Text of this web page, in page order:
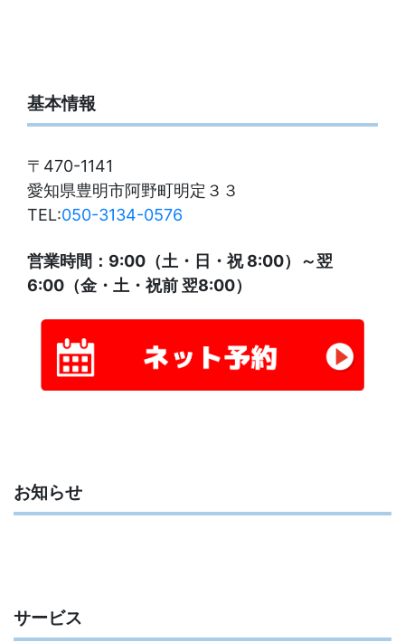
基本情報
〒470-1141
愛知県豊明市阿野町明定３３
TEL:050-3134-0576
営業時間：9:00（土・日・祝 8:00）～翌
6:00（金・土・祝前 翌8:00）
お知らせ
サービス